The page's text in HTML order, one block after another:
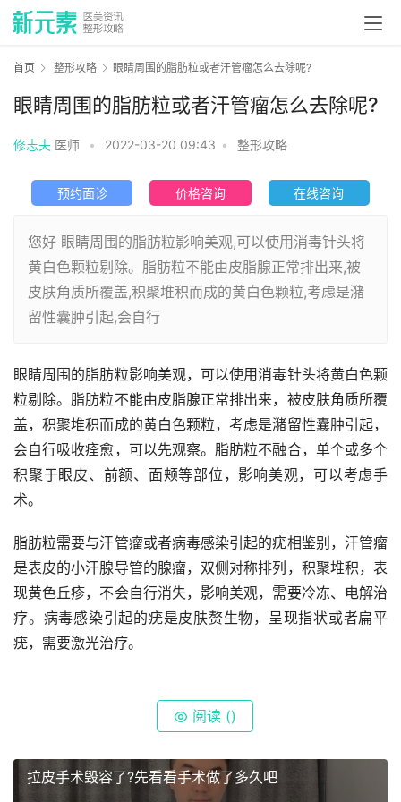
首页 整形攻略 眼睛周围的脂肪粒或者汗管瘤怎么去除呢?
眼睛周围的脂肪粒或者汗管瘤怎么去除呢?
修志夫 医师 • 2022-03-20 09:43 • 整形攻略
预约面诊 价格咨询 在线咨询
您好 眼睛周围的脂肪粒影响美观,可以使用消毒针头将
黄白色颗粒剔除。脂肪粒不能由皮脂腺正常排出来,被
皮肤角质所覆盖,积聚堆积而成的黄白色颗粒,考虑是潴
留性囊肿引起,会自行
眼睛周围的脂肪粒影响美观，可以使用消毒针头将黄白色颗
粒剔除。脂肪粒不能由皮脂腺正常排出来，被皮肤角质所覆
盖，积聚堆积而成的黄白色颗粒，考虑是潴留性囊肿引起，
会自行吸收痊愈，可以先观察。脂肪粒不融合，单个或多个
积聚于眼皮、前额、面颊等部位，影响美观，可以考虑手
术。
脂肪粒需要与汗管瘤或者病毒感染引起的疣相鉴别，汗管瘤
是表皮的小汗腺导管的腺瘤，双侧对称排列，积聚堆积，表
现黄色丘疹，不会自行消失，影响美观，需要冷冻、电解治
疗。病毒感染引起的疣是皮肤赘生物，呈现指状或者扁平
疣，需要激光治疗。
阅读 ()
拉皮手术毁容了?先看看手术做了多久吧